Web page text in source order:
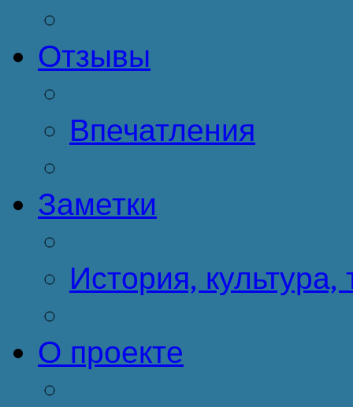
Отзывы
Впечатления
Заметки
История, культура,
О проекте